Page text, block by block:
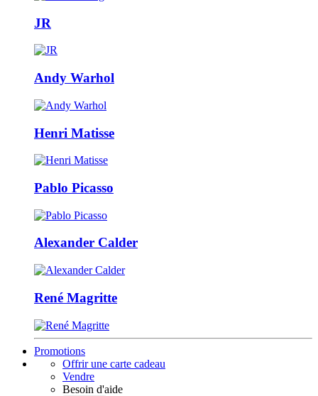
JR
Andy Warhol
Henri Matisse
Pablo Picasso
Alexander Calder
René Magritte
Promotions
Offrir une carte cadeau
Vendre
Besoin d'aide